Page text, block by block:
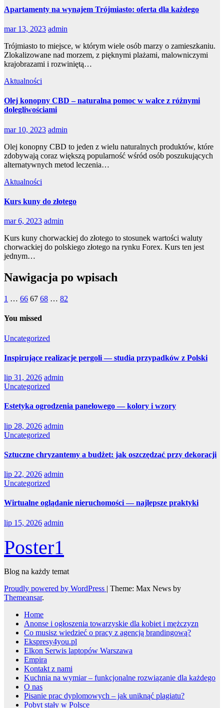
Apartamenty na wynajem Trójmiasto: oferta dla każdego
mar 13, 2023 admin
Trójmiasto to miejsce, w którym wiele osób marzy o zamieszkaniu.
Zlokalizowane nad morzem, z pięknymi plażami, malowniczymi
krajobrazami i rozwiniętą…
Aktualności
Olej konopny CBD – naturalna pomoc w walce z różnymi
dolegliwościami
mar 10, 2023 admin
Olej konopny CBD to jeden z wielu naturalnych produktów, które
zdobywają coraz większą popularność wśród osób poszukujących
alternatywnych metod leczenia…
Aktualności
Kurs kuny do złotego
mar 6, 2023 admin
Kurs kuny chorwackiej do złotego to stosunek wartości waluty
chorwackiej do polskiego złotego na rynku Forex. Kurs ten jest
jednym…
Nawigacja po wpisach
1 … 66 67 68 … 82
You missed
Uncategorized
Inspirujące realizacje pergoli — studia przypadków z Polski
lip 31, 2026 admin
Uncategorized
Estetyka ogrodzenia panelowego — kolory i wzory
lip 28, 2026 admin
Uncategorized
Sztuczne chryzantemy a budżet: jak oszczędzać przy dekoracji
lip 22, 2026 admin
Uncategorized
Wirtualne oglądanie nieruchomości — najlepsze praktyki
lip 15, 2026 admin
Poster1
Blog na każdy temat
Proudly powered by WordPress | Theme: Max News by
Themeansar.
Home
Anonse i ogłoszenia towarzyskie dla kobiet i mężczyzn
Co musisz wiedzieć o pracy z agencją brandingową?
Ekspresy4you.pl
Elkon Serwis laptopów Warszawa
Empira
Kontakt z nami
Kuchnia na wymiar – funkcjonalne rozwiązanie dla każdego
O nas
Pisanie prac dyplomowych – jak uniknąć plagiatu?
Pobyt stały w Polsce